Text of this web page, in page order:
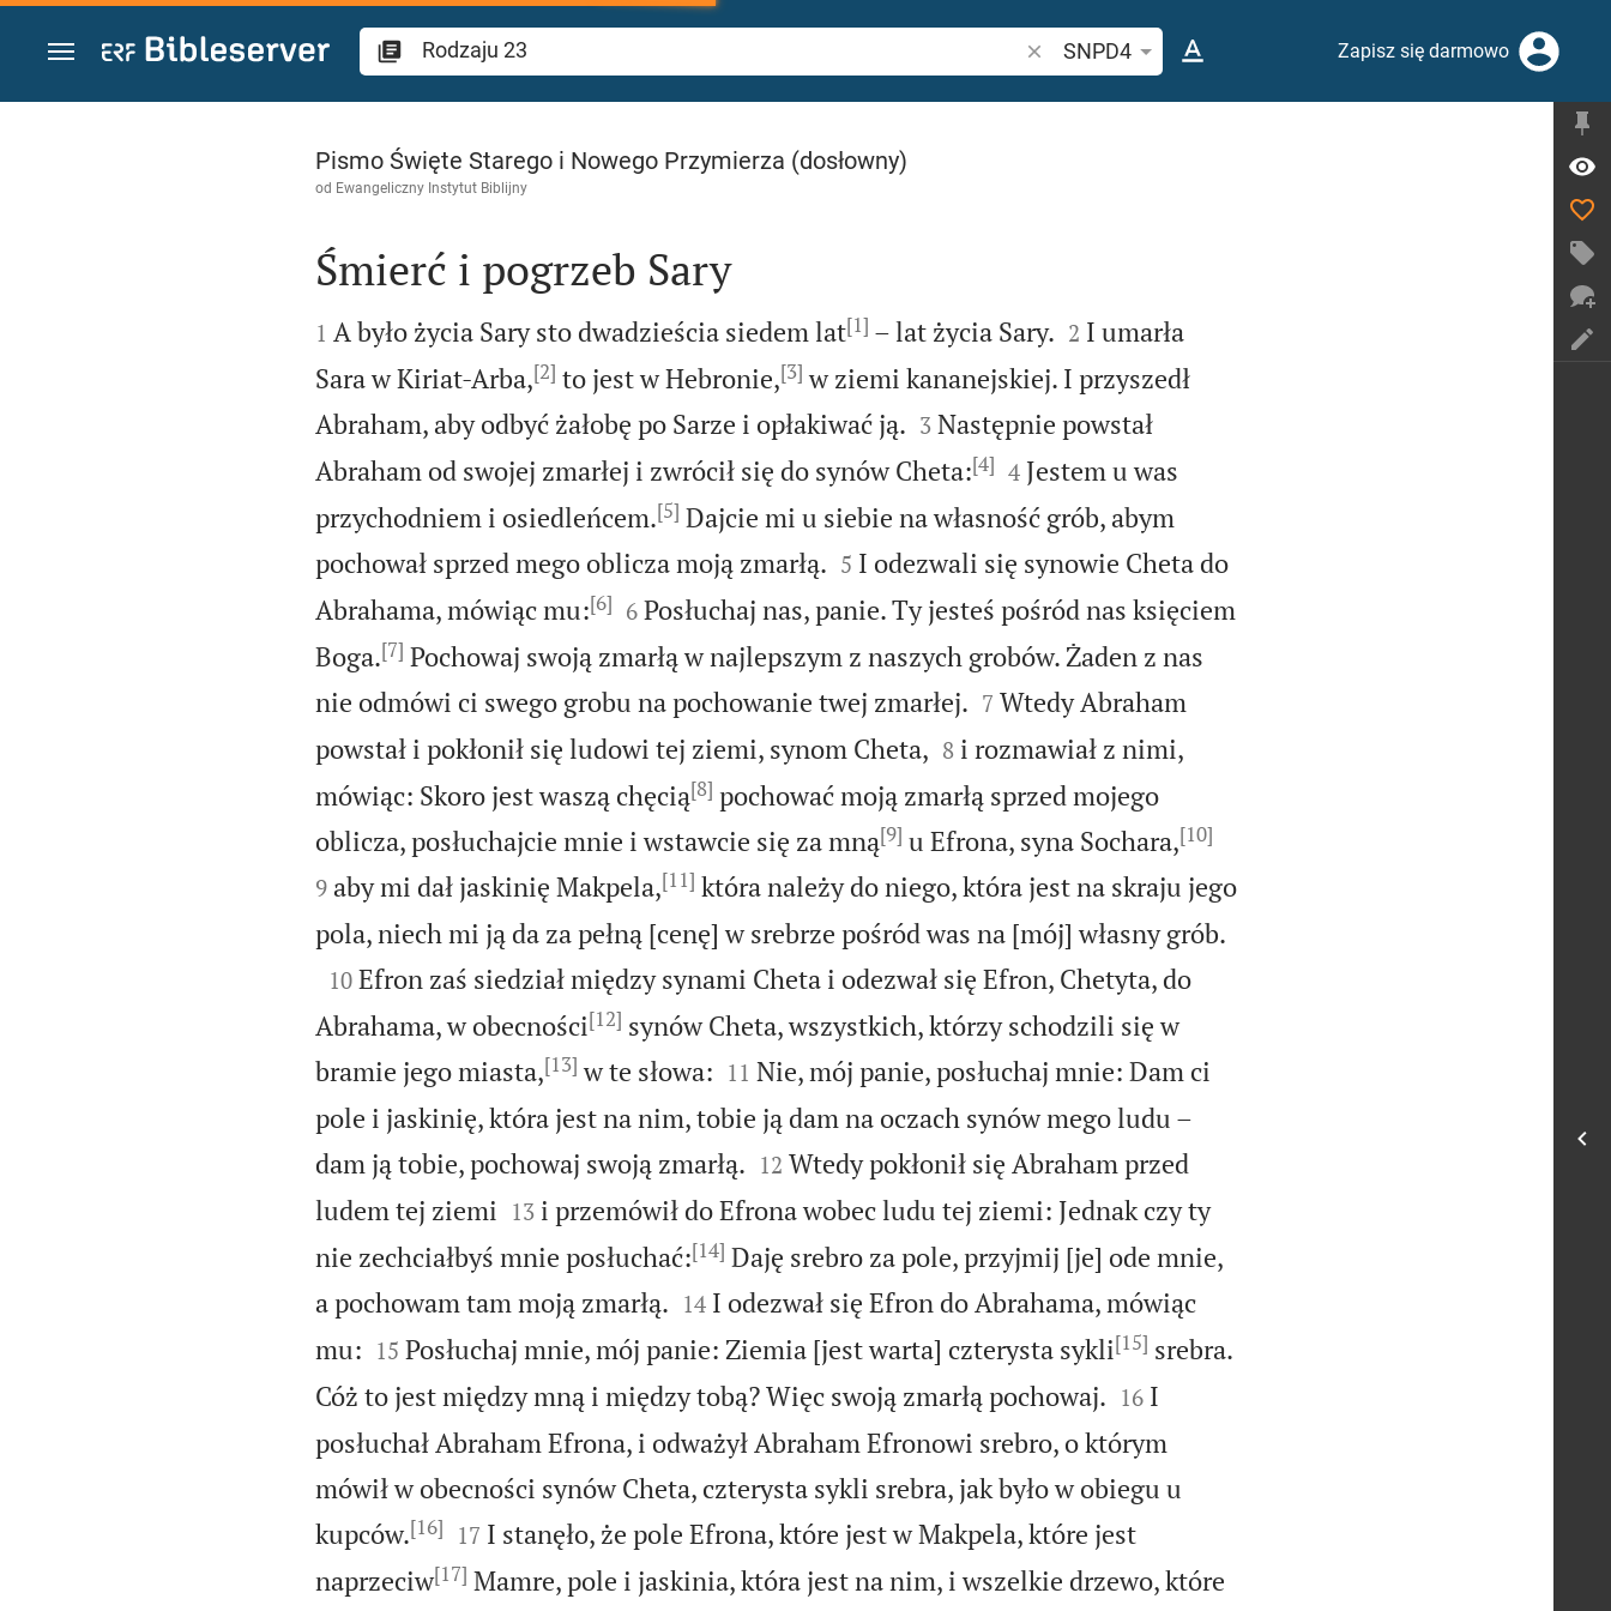
Przejdź do treści
Szukaj wersetu lub słowa biblijnego
SNPD4 Zapisz się darmowo
Rodzaju 23
Pismo Święte Starego i Nowego Przymierza (dosłowny)
od Ewangeliczny Instytut Biblijny

Śmierć i pogrzeb Sary

1 A było życia Sary sto dwadzieścia siedem lat[1] – lat życia Sary.
2 I umarła
Sara w Kiriat-Arba,[2] to jest w Hebronie,[3] w ziemi kananejskiej. I przyszedł
Abraham, aby odbyć żałobę po Sarze i opłakiwać ją.
3 Następnie powstał
Abraham od swojej zmarłej i zwrócił się do synów Cheta:[4]
4 Jestem u was
przychodniem i osiedleńcem.[5] Dajcie mi u siebie na własność grób, abym
pochował sprzed mego oblicza moją zmarłą.
5 I odezwali się synowie Cheta do
Abrahama, mówiąc mu:[6]
6 Posłuchaj nas, panie. Ty jesteś pośród nas księciem
Boga.[7] Pochowaj swoją zmarłą w najlepszym z naszych grobów. Żaden z nas
nie odmówi ci swego grobu na pochowanie twej zmarłej.
7 Wtedy Abraham
powstał i pokłonił się ludowi tej ziemi, synom Cheta,
8 i rozmawiał z nimi,
mówiąc: Skoro jest waszą chęcią[8] pochować moją zmarłą sprzed mojego
oblicza, posłuchajcie mnie i wstawcie się za mną[9] u Efrona, syna Sochara,[10]
9 aby mi dał jaskinię Makpela,[11] która należy do niego, która jest na skraju jego
pola, niech mi ją da za pełną [cenę] w srebrze pośród was na [mój] własny grób.

10 Efron zaś siedział między synami Cheta i odezwał się Efron, Chetyta, do
Abrahama, w obecności[12] synów Cheta, wszystkich, którzy schodzili się w
bramie jego miasta,[13] w te słowa:
11 Nie, mój panie, posłuchaj mnie: Dam ci
pole i jaskinię, która jest na nim, tobie ją dam na oczach synów mego ludu –
dam ją tobie, pochowaj swoją zmarłą.
12 Wtedy pokłonił się Abraham przed
ludem tej ziemi 

13 i przemówił do Efrona wobec ludu tej ziemi: Jednak czy ty
nie zechciałbyś mnie posłuchać:[14] Daję srebro za pole, przyjmij [je] ode mnie,
a pochowam tam moją zmarłą.
14 I odezwał się Efron do Abrahama, mówiąc
mu:
15 Posłuchaj mnie, mój panie: Ziemia [jest warta] czterysta sykli[15] srebra.
Cóż to jest między mną i między tobą? Więc swoją zmarłą pochowaj.
16 I
posłuchał Abraham Efrona, i odważył Abraham Efronowi srebro, o którym
mówił w obecności synów Cheta, czterysta sykli srebra, jak było w obiegu u
kupców.[16]
17 I stanęło, że pole Efrona, które jest w Makpela, które jest
naprzeciw[17] Mamre, pole i jaskinia, która jest na nim, i wszelkie drzewo, które